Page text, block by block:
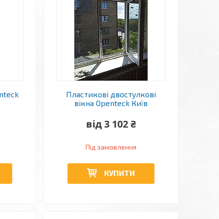
Пластикові двостулкові
вікна Openteck Київ
від 3 102 ₴
Під замовлення
КУПИТИ